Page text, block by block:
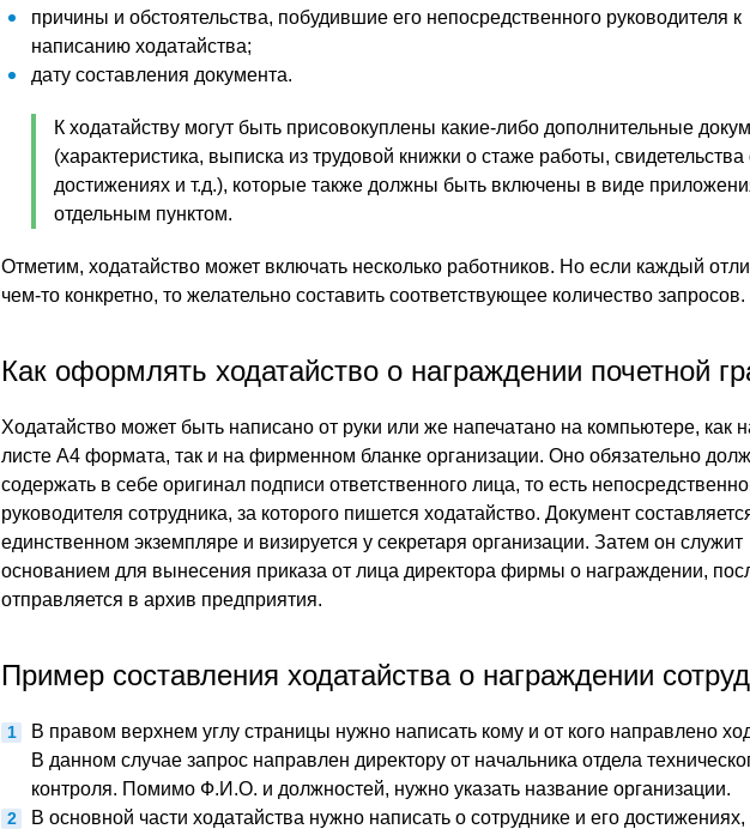
причины и обстоятельства, побудившие его непосредственного руководителя к
написанию ходатайства;
дату составления документа.
К ходатайству могут быть присовокуплены какие-либо дополнительные
(характеристика, выписка из трудовой книжки о стаже работы,
достижениях и т.д.), которые также должны быть включены в виде
отдельным пунктом.
Отметим, ходатайство может включать несколько работников. Но если каждый
чем-то конкретно, то желательно составить соответствующее количество запросов.
Как оформлять ходатайство о награждении почетной
Ходатайство может быть написано от руки или же напечатано на компьютере, как
листе А4 формата, так и на фирменном бланке организации. Оно обязательно
содержать в себе оригинал подписи ответственного лица, то есть
руководителя сотрудника, за которого пишется ходатайство. Документ
единственном экземпляре и визируется у секретаря организации. Затем он служит
основанием для вынесения приказа от лица директора фирмы о награждении,
отправляется в архив предприятия.
Пример составления ходатайства о награждении
В правом верхнем углу страницы нужно написать кому и от кого направлено
В данном случае запрос направлен директору от начальника отдела
контроля. Помимо Ф.И.О. и должностей, нужно указать название организации.
В основной части ходатайства нужно написать о сотруднике и его достижениях,